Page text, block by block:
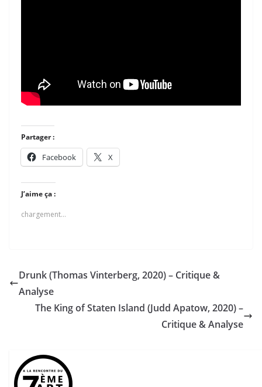
Partager :
Facebook X
J’aime ça :
chargement…
Drunk (Thomas Vinterberg, 2020) – Critique &
Analyse
The King of Staten Island (Judd Apatow, 2020) –
Critique & Analyse